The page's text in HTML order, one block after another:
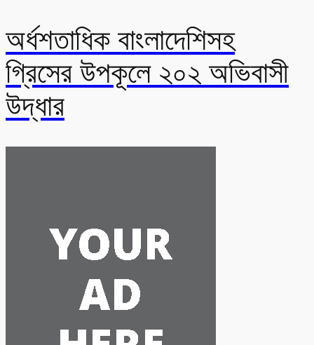
অর্ধশতাধিক বাংলাদেশিসহ
গ্রিসের উপকূলে ২০২ অভিবাসী
উদ্ধার